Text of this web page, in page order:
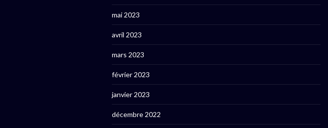
mai 2023
avril 2023
mars 2023
février 2023
janvier 2023
décembre 2022